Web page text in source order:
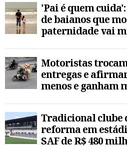
'Pai é quem
de baianos que
paternidade vai
Motoristas
entregas e
menos e ganham
Tradicional clube
reforma em
SAF de R$ 480